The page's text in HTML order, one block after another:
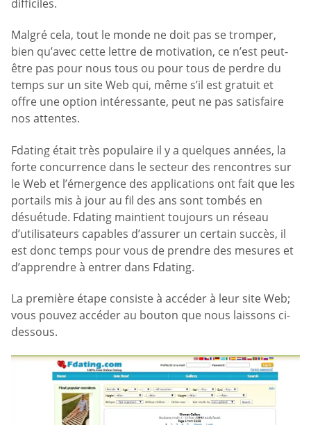
difficiles.
Malgré cela, tout le monde ne doit pas se tromper,
bien qu’avec cette lettre de motivation, ce n’est peut-
être pas pour nous tous ou pour tous de perdre du
temps sur un site Web qui, même s’il est gratuit et
offre une option intéressante, peut ne pas satisfaire
nos attentes.
Fdating était très populaire il y a quelques années, la
forte concurrence dans le secteur des rencontres sur
le Web et l’émergence des applications ont fait que les
portails mis à jour au fil des ans sont tombés en
désuétude. Fdating maintient toujours un réseau
d’utilisateurs capables d’assurer un certain succès, il
est donc temps pour vous de prendre des mesures et
d’apprendre à entrer dans Fdating.
La première étape consiste à accéder à leur site Web;
vous pouvez accéder au bouton que nous laissons ci-
dessous.